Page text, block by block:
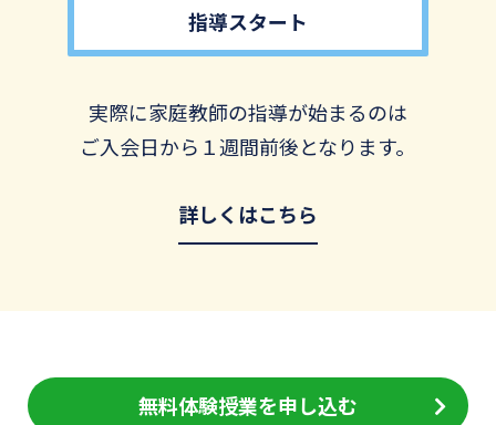
指導スタート
実際に家庭教師の指導が始まるのは
ご入会日から１週間前後となります。
詳しくはこちら
無料体験授業を申し込む